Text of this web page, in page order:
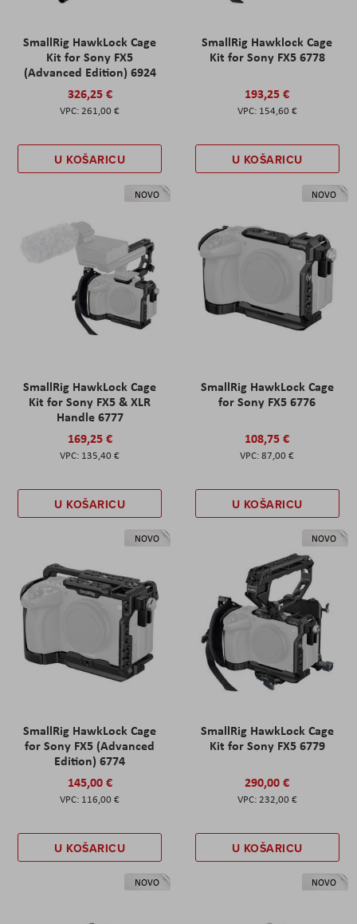
SmallRig HawkLock Cage
Kit for Sony FX5
(Advanced Edition) 6924
326,25 €
261,00 €
U KOŠARICU
SmallRig Hawklock Cage
Kit for Sony FX5 6778
193,25 €
154,60 €
U KOŠARICU
NOVO
SmallRig HawkLock Cage
Kit for Sony FX5 & XLR
Handle 6777
169,25 €
135,40 €
U KOŠARICU
NOVO
SmallRig HawkLock Cage
for Sony FX5 6776
108,75 €
87,00 €
U KOŠARICU
NOVO
SmallRig HawkLock Cage
for Sony FX5 (Advanced
Edition) 6774
145,00 €
116,00 €
U KOŠARICU
NOVO
SmallRig HawkLock Cage
Kit for Sony FX5 6779
290,00 €
232,00 €
U KOŠARICU
NOVO NOVO